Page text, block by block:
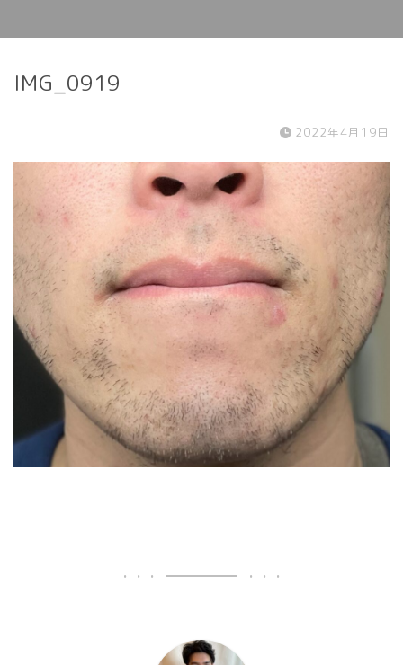
IMG_0919
2022年4月19日